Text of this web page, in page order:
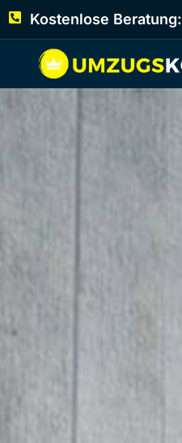
Kostenlose Beratung: